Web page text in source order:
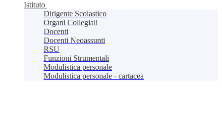
Istituto
Dirigente Scolastico
Organi Collegiali
Docenti
Docenti Neoassunti
RSU
Funzioni Strumentali
Modulistica personale
Modulistica personale - cartacea